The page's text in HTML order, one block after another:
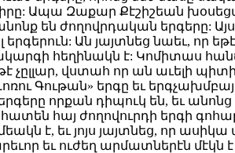
Ապա Զաքար Քէշիշեան
անոնք են ժողովրդական երգերը:
Ան յայտնեց նաեւ, որ
հեղինակն է: Կոմիտաս
չըլլար, վստահ որ ան աւելի
Գութան» երգը եւ
որքան դիպուկ են, եւ անոնց
հայ ժողովուրդի երգի
է, եւ յոյս յայտնեց, որ
եւ ուժեղ արմատներէն մէկն է